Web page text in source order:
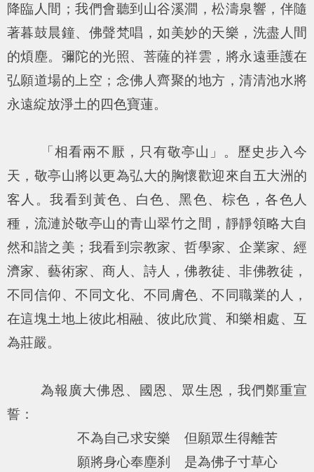
降臨人間；我們會聽到山谷溪澗，松濤泉響，伴隨
著暮鼓晨鐘、佛聲梵唱，如美妙的天樂，洗盡人間
的煩塵。彌陀的光照、菩薩的祥雲，將永遠垂護在
弘願道場的上空；念佛人齊聚的地方，清清池水將
永遠綻放淨土的四色寶蓮。
「相看兩不厭，只有敬亭山」。歷史步入今
天，敬亭山將以更為弘大的胸懷歡迎來自五大洲的
客人。我看到黃色、白色、黑色、棕色，各色人
種，流漣於敬亭山的青山翠竹之間，靜靜領略大自
然和諧之美；我看到宗教家、哲學家、企業家、經
濟家、藝術家、商人、詩人，佛教徒、非佛教徒，
不同信仰、不同文化、不同膚色、不同職業的人，
在這塊土地上彼此相融、彼此欣賞、和樂相處、互
為莊嚴。
為報廣大佛恩、國恩、眾生恩，我們鄭重宣
誓：
不為自己求安樂 但願眾生得離苦
願將身心奉塵刹 是為佛子寸草心